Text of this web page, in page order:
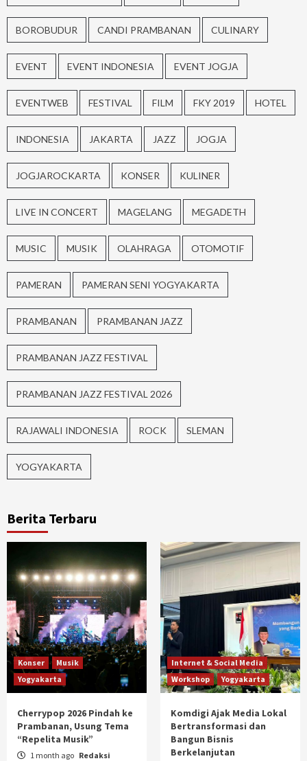
BOROBUDUR CANDI PRAMBANAN CULINARY
EVENT EVENT INDONESIA EVENT JOGJA
EVENTWEB FESTIVAL FILM FKY 2019 HOTEL
INDONESIA JAKARTA JAZZ JOGJA
JOGJAROCKARTA KONSER KULINER
LIVE IN CONCERT MAGELANG MEGADETH
MUSIC MUSIK OLAHRAGA OTOMOTIF
PAMERAN PAMERAN SENI YOGYAKARTA
PRAMBANAN PRAMBANAN JAZZ
PRAMBANAN JAZZ FESTIVAL
PRAMBANAN JAZZ FESTIVAL 2026
RAJAWALI INDONESIA ROCK SLEMAN
YOGYAKARTA
Berita Terbaru
Konser
Musik
Yogyakarta
Cherrypop 2026 Pindah ke
Prambanan, Usung Tema
“Repelita Musik”
1 month ago Redaksi
Internet & Social Media
Workshop
Yogyakarta
Komdigi Ajak Media Lokal
Bertransformasi dan
Bangun Bisnis
Berkelanjutan